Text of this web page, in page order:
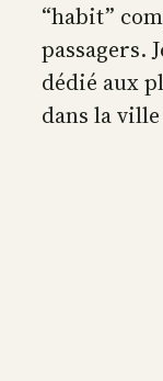
“habit”
passagers.
dédié aux
dans la